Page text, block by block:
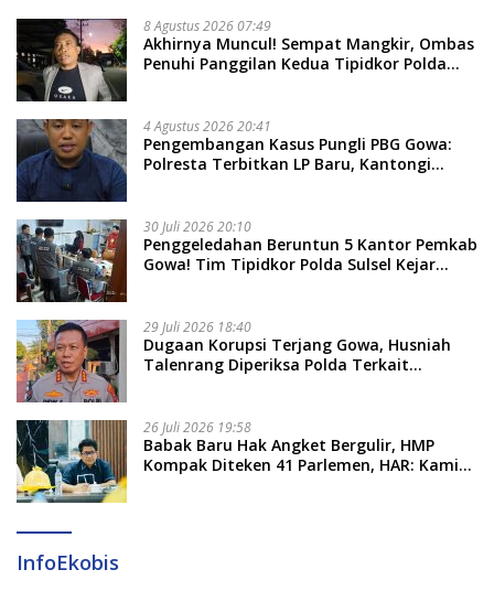
8 Agustus 2026 07:49
Akhirnya Muncul! Sempat Mangkir, Ombas
Penuhi Panggilan Kedua Tipidkor Polda
4 Agustus 2026 20:41
Pengembangan Kasus Pungli PBG Gowa:
Polresta Terbitkan LP Baru, Kantongi
30 Juli 2026 20:10
Penggeledahan Beruntun 5 Kantor Pemkab
Gowa! Tim Tipidkor Polda Sulsel Kejar
29 Juli 2026 18:40
Dugaan Korupsi Terjang Gowa, Husniah
Talenrang Diperiksa Polda Terkait
26 Juli 2026 19:58
​Babak Baru Hak Angket Bergulir, HMP
Kompak Diteken 41 Parlemen, HAR: Kami
InfoEkobis